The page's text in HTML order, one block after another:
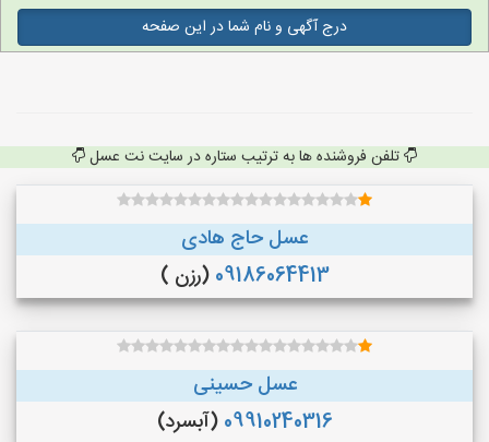
درج آگهی و نام شما در این صفحه
تلفن فروشنده ها به ترتیب ستاره در سایت نت عسل
عسل حاج هادی
09186064413 (رزن )
عسل حسینی
09910240316 (آبسرد)